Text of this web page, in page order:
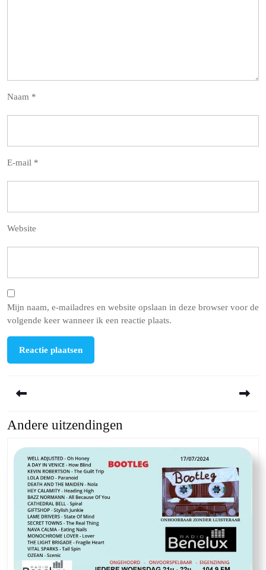
Naam *
E-mail *
Website
Mijn naam, e-mailadres en website opslaan in deze browser voor de
volgende keer wanneer ik een reactie plaats.
Previous
Andere uitzendingen